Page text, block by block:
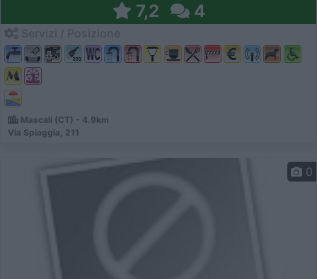
7,2 4
Mascali (CT) - 4.9km
Via Spiaggia, 211
0